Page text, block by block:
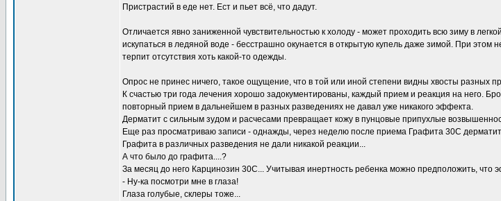
Пристрастий в еде нет. Ест и пьет всё, что дадут.
Отличается явно заниженной чувствительностью к холоду - может проходить всю зиму в
искупаться в ледяной воде - бесстрашно окунается в открытую купель даже зимой. При
терпит отсутствия хоть какой-то одежды.
Опрос не принес ничего, такое ощущение, что в той или иной степени видны хвосты разных
К счастью три года лечения хорошо задокументированы, каждый прием и реакция на него.
повторный прием в дальнейшем в разных разведениях не давал уже никакого эффекта.
Дерматит с сильным зудом и расчесами превращает кожу в пунцовые припухлые
Еще раз просматриваю записи - однажды, через неделю после приема Графита 30С
Графита в различных разведения не дали никакой реакции...
А что было до графита....?
За месяц до него Карцинозин 30С... Учитывая инертность ребенка можно предположить, что
- Ну-ка посмотри мне в глаза!
Глаза голубые, склеры тоже...